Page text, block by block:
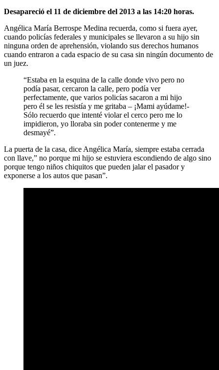
Desapareció el 11 de diciembre del 2013 a las 14:20 horas.
Angélica María Berrospe Medina recuerda, como si fuera ayer,
cuando policías federales y municipales se llevaron a su hijo sin
ninguna orden de aprehensión, violando sus derechos humanos
cuando entraron a cada espacio de su casa sin ningún documento de
un juez.
“Estaba en la esquina de la calle donde vivo pero no
podía pasar, cercaron la calle, pero podía ver
perfectamente, que varios policías sacaron a mi hijo
pero él se les resistía y me gritaba – ¡Mami ayúdame!-
Sólo recuerdo que intenté violar el cerco pero me lo
impidieron, yo lloraba sin poder contenerme y me
desmayé”.
La puerta de la casa, dice Angélica María, siempre estaba cerrada
con llave,” no porque mi hijo se estuviera escondiendo de algo sino
porque tengo niños chiquitos que pueden jalar el pasador y
exponerse a los autos que pasan”.